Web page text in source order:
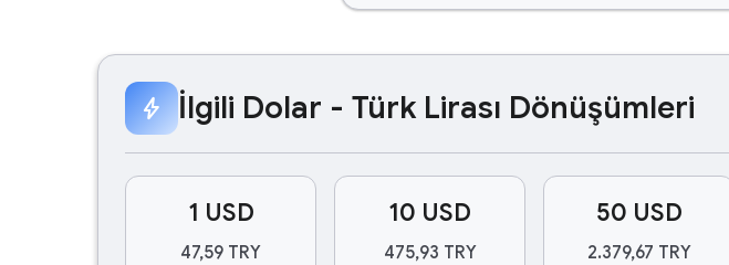
bolt İlgili Dolar - Türk Lirası Dönüşümleri
1 USD
47,59 TRY
10 USD
475,93 TRY
50 USD
2.379,67 TRY